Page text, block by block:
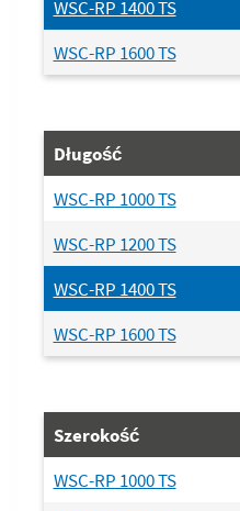
WSC-RP 1400 TS
WSC-RP 1600 TS
Długość
WSC-RP 1000 TS
WSC-RP 1200 TS
WSC-RP 1400 TS
WSC-RP 1600 TS
Szerokość
WSC-RP 1000 TS